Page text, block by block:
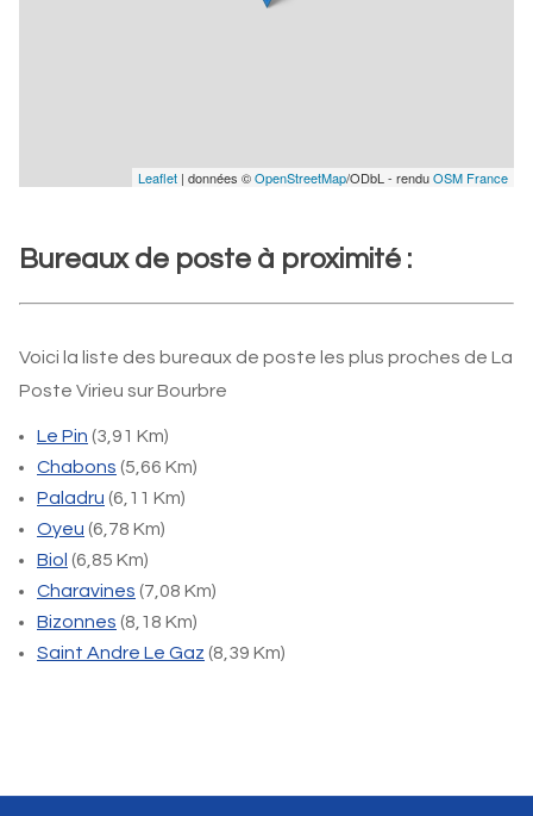
Leaflet | données ©OpenStreetMap/ODbL - renduOSM France
Bureaux de poste à proximité :
Voici la liste des bureaux de poste les plus proches de La
Poste Virieu sur Bourbre
Le Pin (3,91 Km)
Chabons (5,66 Km)
Paladru (6,11 Km)
Oyeu (6,78 Km)
Biol (6,85 Km)
Charavines (7,08 Km)
Bizonnes (8,18 Km)
Saint Andre Le Gaz (8,39 Km)